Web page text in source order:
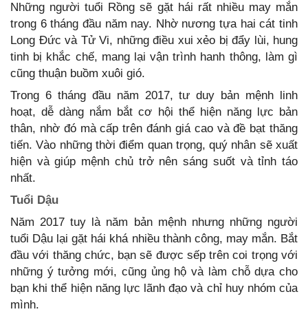
Những người tuổi Rồng sẽ gặt hái rất nhiều may mắn
trong 6 tháng đầu năm nay. Nhờ nương tựa hai cát tinh
Long Đức và Tử Vi, những điều xui xẻo bị đẩy lùi, hung
tinh bị khắc chế, mang lại vận trình hanh thông, làm gì
cũng thuận buồm xuôi gió.
Trong 6 tháng đầu năm 2017, tư duy bản mệnh linh
hoạt, dễ dàng nắm bắt cơ hội thể hiện năng lực bản
thân, nhờ đó mà cấp trên đánh giá cao và đề bạt thăng
tiến. Vào những thời điểm quan trọng, quý nhân sẽ xuất
hiện và giúp mệnh chủ trở nên sáng suốt và tỉnh táo
nhất.
Tuổi Dậu
Năm 2017 tuy là năm bản mệnh nhưng những người
tuổi Dậu lại gặt hái khá nhiều thành công, may mắn. Bắt
đầu với thăng chức, bạn sẽ được sếp trên coi trọng với
những ý tưởng mới, cũng ủng hộ và làm chỗ dựa cho
bạn khi thể hiện năng lực lãnh đạo và chỉ huy nhóm của
mình.